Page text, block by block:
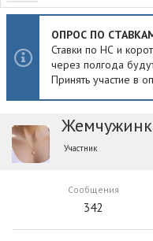
ОПРОС ПО
Ставки по НС и
через полгода
Принять участие в
Участник
Сообщения
342